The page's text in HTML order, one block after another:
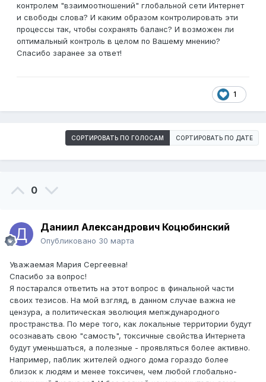
контролем "взаимоотношений" глобальной сети Интернет
и свободы слова? И каким образом контролировать эти
процессы так, чтобы сохранять баланс? И возможен ли
оптимальный контроль в целом по Вашему мнению?
Спасибо заранее за ответ!
1
СОРТИРОВАТЬ ПО ГОЛОСАМ СОРТИРОВАТЬ ПО ДАТЕ
0
Даниил Александрович Коцюбинский
Опубликовано 30 марта
Уважаемая Мария Сергеевна!
Спасибо за вопрос!
Я постарался ответить на этот вопрос в финальной части
своих тезисов. На мой взгляд, в данном случае важна не
цензура, а политическая эволюция мепждународного
пространства. По мере того, как локальные территории будут
осознавать свою "самость", токсичные свойства Интернета
будут уменьшаться, а полезные - проявляться более активно.
Например, паблик жителей одного дома гораздо более
близок к людям и менее токсичен, чем любой глобально-